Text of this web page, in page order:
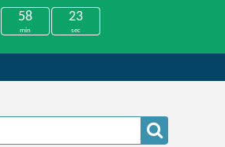
58
min
23
sec